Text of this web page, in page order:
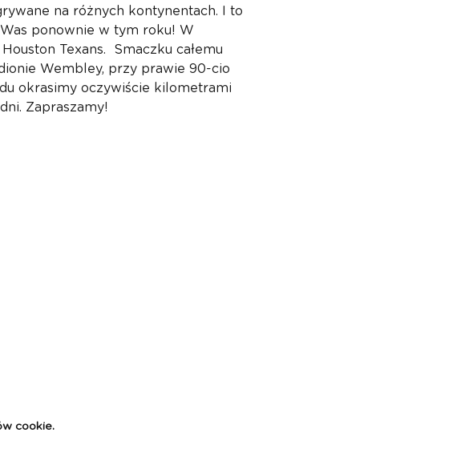
na różnych kontynentach. I to
ponownie w tym roku! W
Texans.  Smaczku całemu
Wembley, przy prawie 90-cio
okrasimy oczywiście kilometrami
Zapraszamy!
cookie.